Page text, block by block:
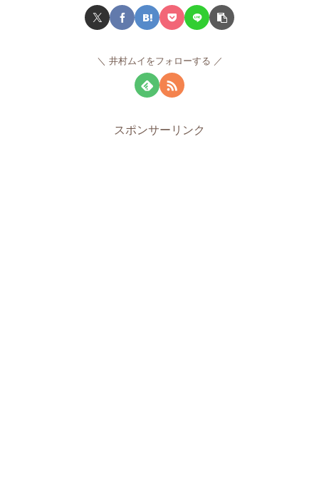
井村ムイをフォローする
スポンサーリンク